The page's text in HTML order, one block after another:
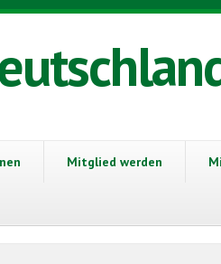
Mitglied werden